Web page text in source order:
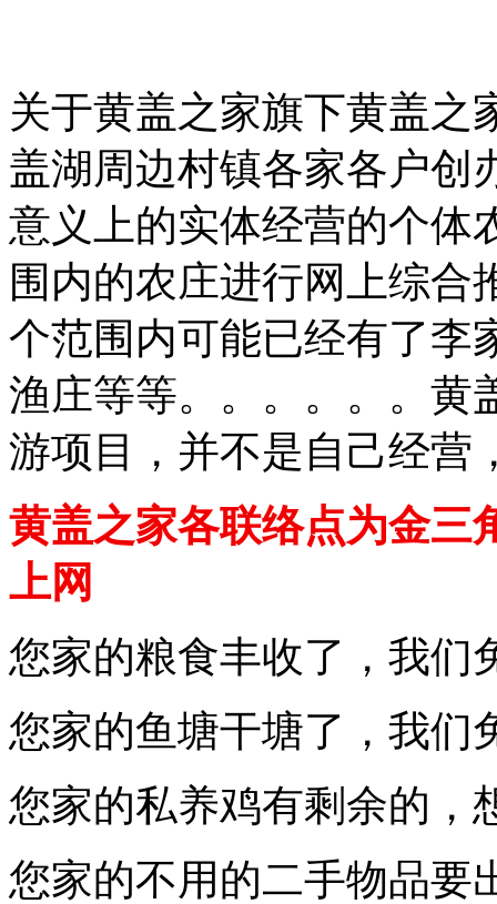
关于黄盖之家旗下黄盖之
盖湖周边村镇各家各户创
意义上的实体经营的个体
围内的农庄进行网上综合
个范围内可能已经有了李
渔庄等等。。。。。。黄
游项目，并不是自己经营
黄盖之家各联络点为金三
上网
您家的粮食丰收了，我们
您家的鱼塘干塘了，我们
您家的私养鸡有剩余的，
您家的不用的二手物品要